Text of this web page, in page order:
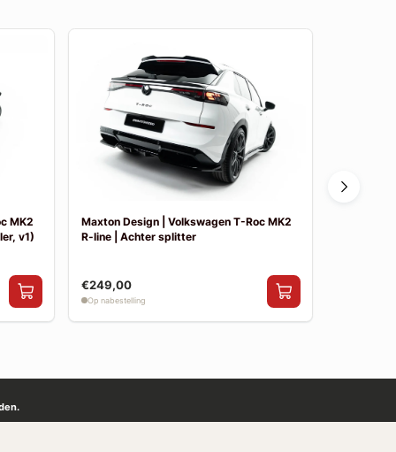
MK2
v1)
Maxton Design | Volkswagen T-Roc MK2
R-line | Achter splitter
€249,00
Op nabestelling